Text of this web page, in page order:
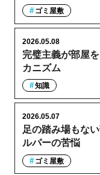
ゴミ屋敷
完璧主義が部屋
カニズム
2026.05.08
知識
足の踏み場もな
ルパーの苦悩
2026.05.07
ゴミ屋敷